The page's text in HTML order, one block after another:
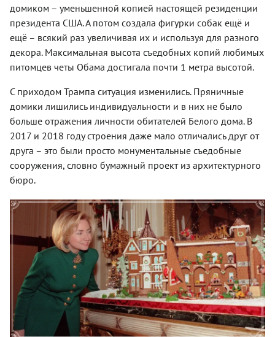
домиком – уменьшенной копией настоящей резиденции
президента США. А потом создала фигурки собак ещё и
ещё – всякий раз увеличивая их и используя для разного
декора. Максимальная высота съедобных копий любимых
питомцев четы Обама достигала почти 1 метра высотой.
С приходом Трампа ситуация изменились. Пряничные
домики лишились индивидуальности и в них не было
больше отражения личности обитателей Белого дома. В
2017 и 2018 году строения даже мало отличались друг от
друга – это были просто монументальные съедобные
сооружения, словно бумажный проект из архитектурного
бюро.